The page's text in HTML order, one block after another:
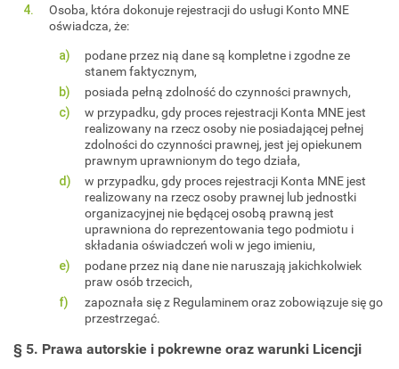
Osoba, która dokonuje rejestracji do usługi Konto MNE
oświadcza, że:
podane przez nią dane są kompletne i zgodne ze
stanem faktycznym,
posiada pełną zdolność do czynności prawnych,
w przypadku, gdy proces rejestracji Konta MNE jest
realizowany na rzecz osoby nie posiadającej pełnej
zdolności do czynności prawnej, jest jej opiekunem
prawnym uprawnionym do tego działa,
w przypadku, gdy proces rejestracji Konta MNE jest
realizowany na rzecz osoby prawnej lub jednostki
organizacyjnej nie będącej osobą prawną jest
uprawniona do reprezentowania tego podmiotu i
składania oświadczeń woli w jego imieniu,
podane przez nią dane nie naruszają jakichkolwiek
praw osób trzecich,
zapoznała się z Regulaminem oraz zobowiązuje się go
przestrzegać.
§ 5. Prawa autorskie i pokrewne oraz warunki Licencji